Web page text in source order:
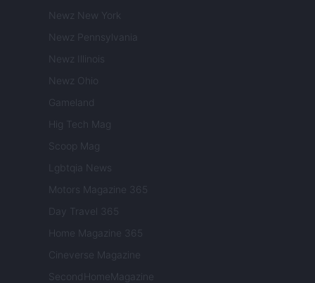
Newz New York
Newz Pennsylvania
Newz Illinois
Newz Ohio
Gameland
Hig Tech Mag
Scoop Mag
Lgbtqia News
Motors Magazine 365
Day Travel 365
Home Magazine 365
Cineverse Magazine
SecondHomeMagazine